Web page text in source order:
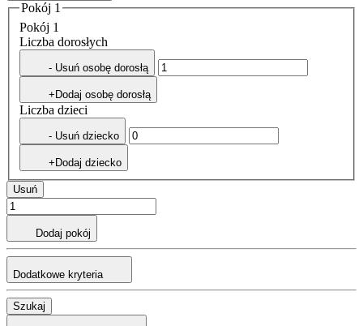
Pokój 1
Pokój 1
Liczba dorosłych
- Usuń osobę dorosłą
+Dodaj osobę dorosłą
Liczba dzieci
- Usuń dziecko
+Dodaj dziecko
Usuń
Dodaj pokój
Dodatkowe kryteria
Szukaj